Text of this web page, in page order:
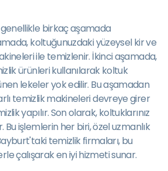
birkaç aşamada
koltuğunuzdaki yüzeysel kir ve
ile temizlenir. İkinci aşamada,
ürünleri kullanılarak koltuk
lekeler yok edilir. Bu aşamadan
temizlik makineleri devreye girer
yapılır. Son olarak, koltuklarınız
Bu işlemlerin her biri, özel uzmanlık
temizlik firmaları, bu
çalışarak en iyi hizmeti sunar.